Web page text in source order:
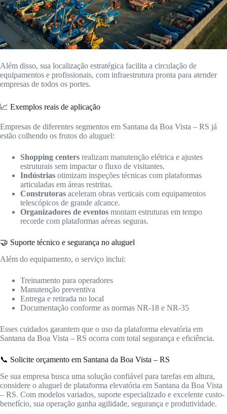
Além disso, sua localização estratégica facilita a circulação de
equipamentos e profissionais, com infraestrutura pronta para atender
empresas de todos os portes.
📈 Exemplos reais de aplicação
Empresas de diferentes segmentos em Santana da Boa Vista – RS já
estão colhendo os frutos do aluguel:
Shopping centers realizam manutenção elétrica e ajustes
estruturais sem impactar o fluxo de visitantes.
Indústrias otimizam inspeções técnicas com plataformas
articuladas em áreas restritas.
Construtoras aceleram obras verticais com equipamentos
telescópicos de grande alcance.
Organizadores de eventos montam estruturas em tempo
recorde com plataformas aéreas seguras.
🤝 Suporte técnico e segurança no aluguel
Além do equipamento, o serviço inclui:
Treinamento para operadores
Manutenção preventiva
Entrega e retirada no local
Documentação conforme as normas NR-18 e NR-35
Esses cuidados garantem que o uso da plataforma elevatória em
Santana da Boa Vista – RS ocorra com total segurança e eficiência.
📞 Solicite orçamento em Santana da Boa Vista – RS
Se sua empresa busca uma solução confiável para tarefas em altura,
considere o aluguel de plataforma elevatória em Santana da Boa Vista
– RS. Com modelos variados, suporte especializado e excelente custo-
benefício, sua operação ganha agilidade, segurança e produtividade.